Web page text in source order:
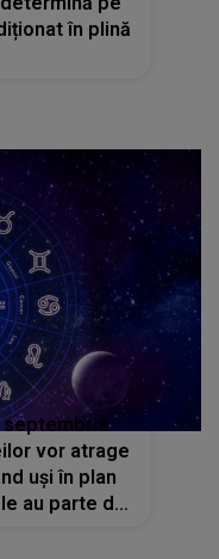
în plină
septembrie
vor atrage
uși în plan
au parte de